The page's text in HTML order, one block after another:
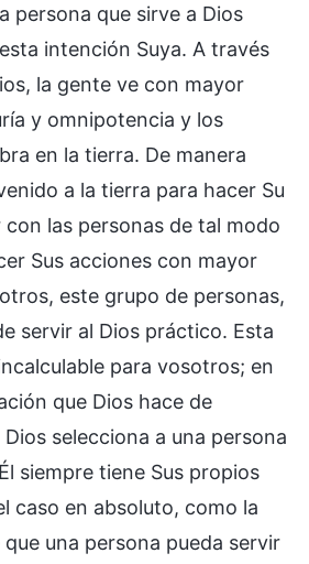
persona que sirve a Dios
intención Suya. A través
la gente ve con mayor
y omnipotencia y los
en la tierra. De manera
a la tierra para hacer Su
las personas de tal modo
Sus acciones con mayor
este grupo de personas,
servir al Dios práctico. Esta
para vosotros; en
que Dios hace de
selecciona a una persona
siempre tiene Sus propios
caso en absoluto, como la
una persona pueda servir